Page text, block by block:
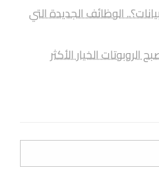
الوظائف الجديدة التي
الخيار الأكثر